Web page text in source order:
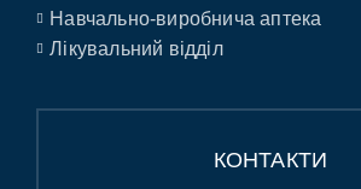
Навчально-виробнича аптека
Лікувальний відділ
КОНТАКТИ